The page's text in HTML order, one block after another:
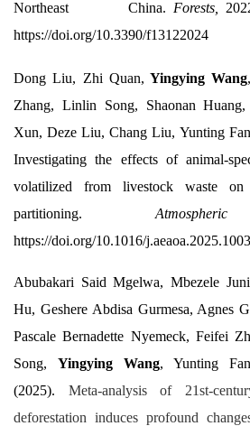
Northeast China. Forests,
https://doi.org/10.3390/f13122024
Dong Liu, Zhi Quan, Yingying Wang
Zhang, Linlin Song, Shaonan
Xun, Deze Liu, Chang Liu, Yunting
Investigating the effects of animal-
volatilized from livestock waste
partitioning.
https://doi.org/10.1016/
Abubakari Said Mgelwa, Mbezele
Hu, Geshere Abdisa Gurmesa, Agnes
Pascale Bernadette Nyemeck, Feifei
Song, Yingying Wang, Yunting
(2025). Meta-analysis of 21st-
deforestation induces profound